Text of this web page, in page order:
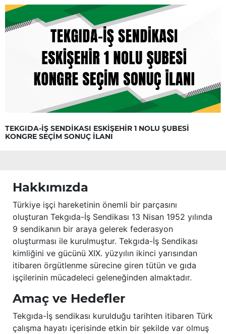
TEKGIDA-İŞ SENDİKASI ESKİŞEHİR 1 NOLU ŞUBESİ
KONGRE SEÇİM SONUÇ İLANI
Hakkımızda
Türkiye işçi hareketinin önemli bir parçasını
oluşturan Tekgıda-İş Sendikası 13 Nisan 1952 yılında
9 sendikanın bir araya gelerek federasyon
oluşturması ile kurulmuştur. Tekgıda-İş Sendikası
kimliğini ve gücünü XIX. yüzyılın ikinci yarısından
itibaren örgütlenme sürecine giren tütün ve gıda
işçilerinin mücadeleci geleneğinden almaktadır.
Amaç ve Hedefler
Tekgıda-İş sendikası kurulduğu tarihten itibaren Türk
çalışma hayatı içerisinde etkin bir şekilde var olmuş